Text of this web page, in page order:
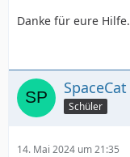
Danke für eure Hilfe.
SpaceCat
Schüler
14. Mai 2024 um 21:35